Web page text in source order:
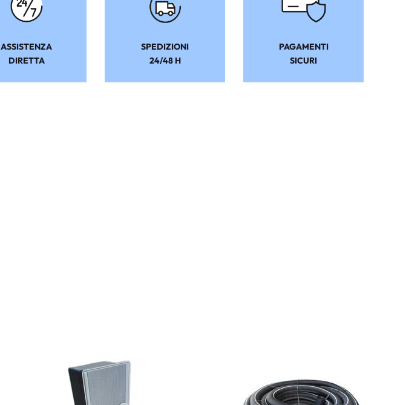
ASSISTENZA
DIRETTA
SPEDIZIONI
24/48 H
PAGAMENTI
SICURI